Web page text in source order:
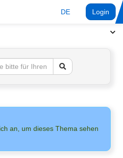
DE Login
an, um dieses Thema sehen